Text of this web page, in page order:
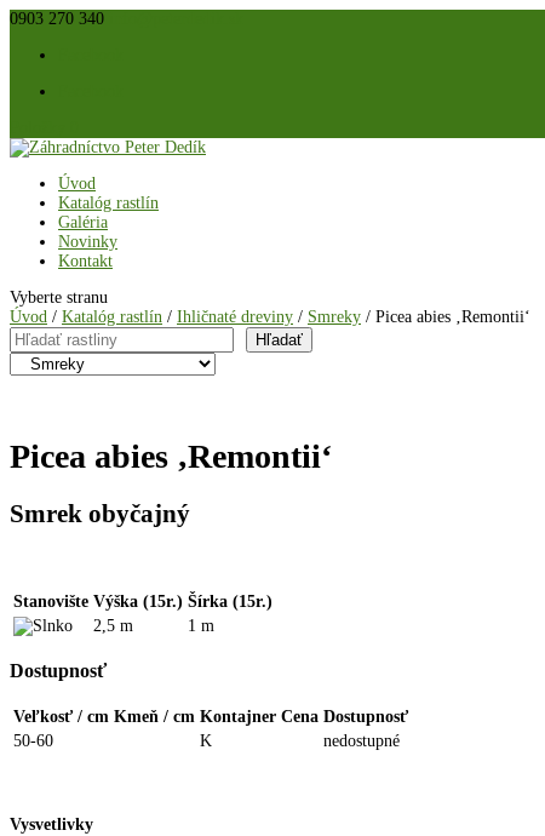
0903 270 340
Úvod
Katalóg rastlín
Galéria
Novinky
Kontakt
Vyberte stranu
Úvod / Katalóg rastlín / Ihličnaté dreviny / Smreky / Picea abies ‚Remontii‘
Hľadať
Hľadať
Picea abies ‚Remontii‘
Smrek obyčajný
Stanovište Výška (15r.) Šírka (15r.)
2,5 m
1 m
Dostupnosť
Veľkosť / cm Kmeň / cm Kontajner Cena Dostupnosť
50-60
K nedostupné
Vysvetlivky